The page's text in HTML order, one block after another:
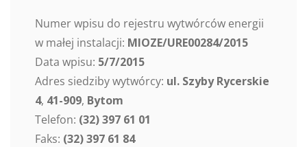
Numer wpisu do rejestru wytwórców energii
w małej instalacji: MIOZE/URE00284/2015
Data wpisu: 5/7/2015
Adres siedziby wytwórcy: ul. Szyby Rycerskie
4, 41-909, Bytom
Telefon: (32) 397 61 01
Faks: (32) 397 61 84